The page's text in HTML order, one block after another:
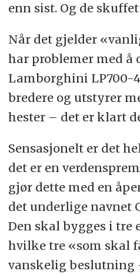
enn sist. Og de
Når det gjelder
har problemer med å
Lamborghini LP700-
bredere og utstyrer
hester – det er klart
Sensasjonelt er det
det er en
gjør dette med en
det underlige navnet
Den skal bygges i tre
hvilke tre «som skal
vanskelig beslutning